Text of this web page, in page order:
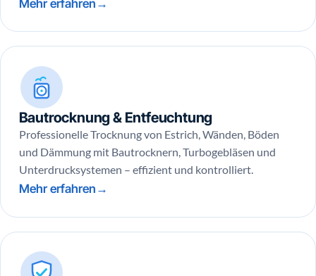
Mehr erfahren
Bautrocknung & Entfeuchtung
Professionelle Trocknung von Estrich, Wänden, Böden
und Dämmung mit Bautrocknern, Turbogebläsen und
Unterdrucksystemen – effizient und kontrolliert.
Mehr erfahren